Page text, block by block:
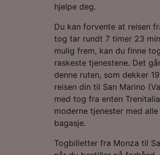
hjelpe deg.
Du kan forvente at reisen
tog tar rundt 7 timer 23
mulig frem, kan du finne
raskeste tjenestene. Det
denne ruten, som dekker
reisen din til San Marino
med tog fra enten
moderne tjenester med
bagasje.
Togbilletter fra Monza til